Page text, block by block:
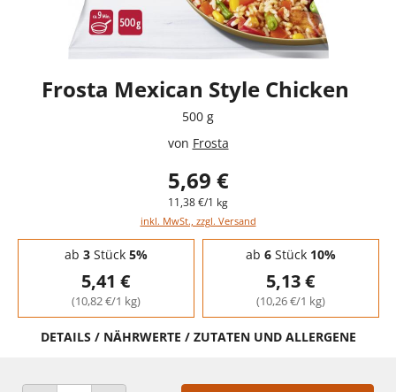
Frosta Mexican Style Chicken
500 g
von Frosta
5,69 €
11,38 €/1 kg
inkl. MwSt., zzgl. Versand
Staffelpreise - Mengenrabatt
ab 3Stück 5%
5,41 €
(10,82 €/1 kg)
ab 6Stück 10%
5,13 €
(10,26 €/1 kg)
DETAILS / NÄHRWERTE / ZUTATEN UND ALLERGENE